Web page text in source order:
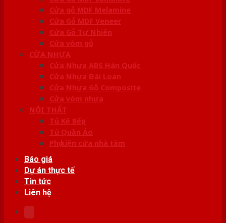
Cửa gỗ MDF Melamine
Cửa Gỗ MDF Veneer
Cửa Gỗ Tự Nhiên
Cửa vòm gỗ
CỬA NHỰA
Cửa Nhựa ABS Hàn Quốc
Cửa Nhựa Đài Loan
Cửa Nhựa Gỗ Composite
Cửa vòm nhựa
NỘI THẤT
Tủ Kệ Bếp
Tủ Quần Áo
Phụ kiện cửa nhà tắm
Báo giá
Dự án thực tế
Tin tức
Liên hệ